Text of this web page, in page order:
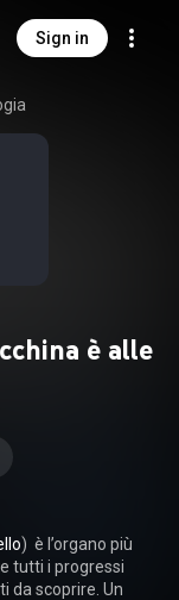
Sign in
è alle
)  è l’organo più
tutti i progressi
da scoprire. Un